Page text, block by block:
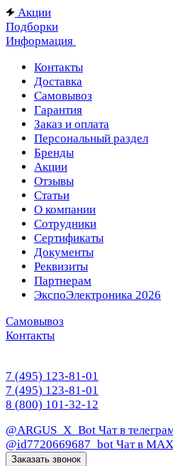
Акции
Подборки
Информация
Контакты
Доставка
Самовывоз
Гарантия
Заказ и оплата
Персональный раздел
Бренды
Акции
Отзывы
Статьи
О компании
Сотрудники
Сертификаты
Документы
Реквизиты
Партнерам
ЭкспоЭлектроника 2026
Самовывоз
Контакты
7 (495) 123-81-01
7 (495) 123-81-01
8 (800) 101-32-12
@ARGUS_X_Bot Чат в
@id7720669687_bot Чат в МАХ
Заказать звонок